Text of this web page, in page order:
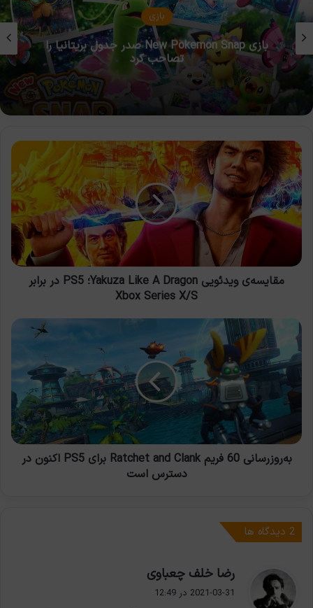
بازی
بازی New Pokemon Snap صدر جدول بریتانیا را
تصاحب کرد
مقایسه‌ی
ویدئویی
Yakuza
Like
A
Dragon؛
PS5
برابر
Xbox
مقایسه‌ی ویدئویی Yakuza Like A Dragon؛ PS5 در برابر
Xbox Series X/S
به‌روزرسانی
60
فریم
Ratchet
Clank
برای
اکنون
به‌روزرسانی 60 فریم Ratchet and Clank برای PS5 اکنون در
دسترس است
‫2 دیدگاه ها
رضا خلف چعباوی
2021-03-31 در 12:49